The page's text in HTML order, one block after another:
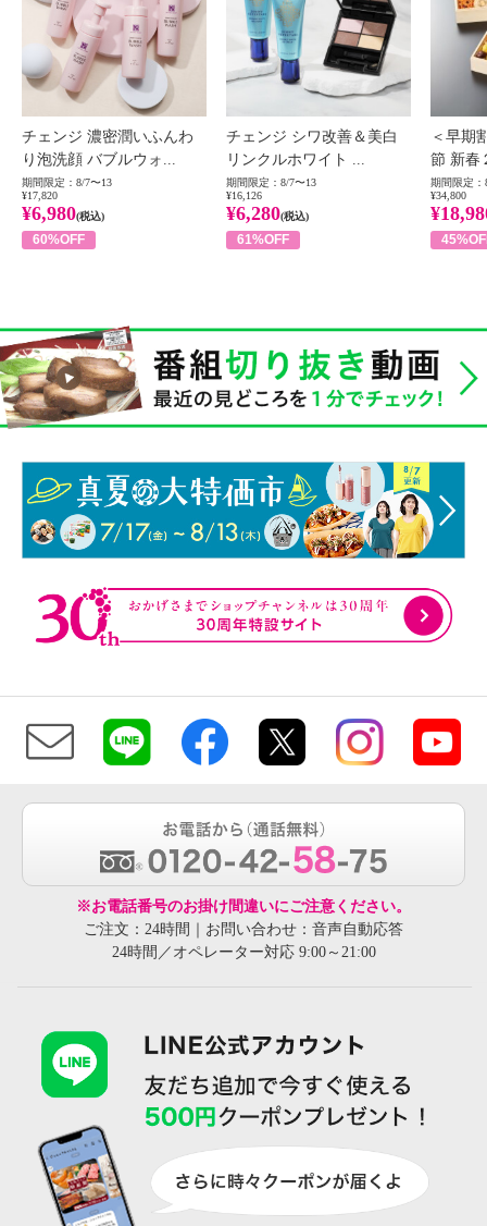
チェンジ 濃密潤いふんわ
り泡洗顔 バブルウォ...
期間限定：8/7〜13
¥17,820
¥6,980(税込)
60%OFF
チェンジ シワ改善＆美白
リンクルホワイト ...
期間限定：8/7〜13
¥16,126
¥6,280(税込)
61%OFF
＜早期
節 新春
期間限定：
¥34,800
※お電話番号のお掛け間違いにご注意ください。
ご注文：24時間｜お問い合わせ：音声自動応答
24時間／オペレーター対応 9:00～21:00